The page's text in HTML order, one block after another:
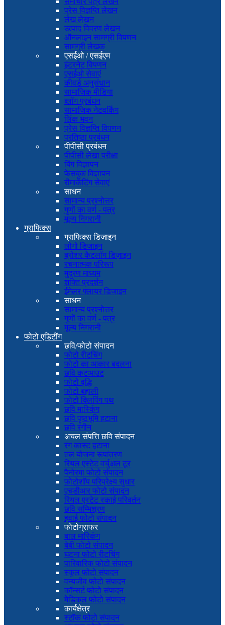
प्रेस विज्ञप्ति लेखन
लेख लेखन
उत्पाद विवरण लेखन
ऑनलाइन सामग्री विपणन
सामग्री लेखक
एसईओ / एसईएम
इंटरनेट विपणन
एसईओ सेवाएं
कीवर्ड अनुसंधान
सामाजिक मीडिया
ब्लॉग प्रबंधन
सामाजिक नेटवर्किंग
लिंक भवन
प्रेस विज्ञप्ति विपणन
प्रतिष्ठा प्रबंधन
पीपीसी प्रबंधन
पीपीसी लेखा परीक्षा
बिंग विज्ञापन
फेसबुक विज्ञापन
रीमार्केटिंग सेवाएं
साधन
सामान्य प्रश्नोत्तर
गुणों का वर्ण - पत्र
मूल्य निगरानी
ग्राफिक्स
ग्राफिक्स डिजाइन
लोगो डिजाइन
ब्रोशर कैटलॉग डिज़ाइन
रचनात्मक परिरूप
मुद्रण माध्यम
शक्ति प्रदर्शन
ईमेलर फ्लायर डिजाइन
साधन
सामान्य प्रश्नोत्तर
गुणों का वर्ण - पत्र
मूल्य निगरानी
फोटो एडिटींग
छवि/फोटो संपादन
फोटो रीटचिंग
फोटो का आकार बदलना
छवि कटआउट
फोटो वृद्धि
फोटो बहाली
फोटो क्लिपिंग पथ
छवि मास्किंग
छवि पृष्ठभूमि हटाना
छवि रंगीन
अचल संपत्ति छवि संपादन
रंग कास्ट हटाना
तल योजना रूपांतरण
रियल एस्टेट वर्चुअल टूर
पैनोरमा फोटो संपादन
फ़ोटोशॉप परिप्रेक्ष्य सुधार
एचडीआर फोटो संपादन
रियल एस्टेट स्काई परिवर्तन
छवि सम्मिश्रण
हवाई फोटो संपादन
फोटोग्राफर
बाल मास्किंग
बेबी फोटो संपादन
घटना फोटो रीटचिंग
पारिवारिक फोटो संपादन
स्कूल फोटो संपादन
वन्यजीव फोटो संपादन
कॉन्सर्ट फोटो संपादन
मेडिकल फोटो संपादन
कार्यक्षेत्र
स्टॉक फोटो संपादन